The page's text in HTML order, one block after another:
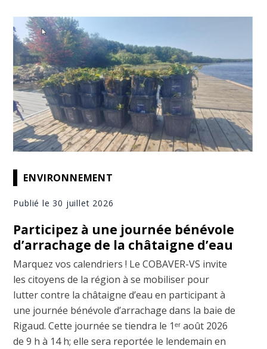
ENVIRONNEMENT
Publié le 30 juillet 2026
Participez à une journée bénévole
d’arrachage de la châtaigne d’eau
Marquez vos calendriers ! Le COBAVER-VS invite
les citoyens de la région à se mobiliser pour
lutter contre la châtaigne d’eau en participant à
une journée bénévole d’arrachage dans la baie de
Rigaud. Cette journée se tiendra le 1ᵉʳ août 2026
de 9 h à 14 h; elle sera reportée le lendemain en